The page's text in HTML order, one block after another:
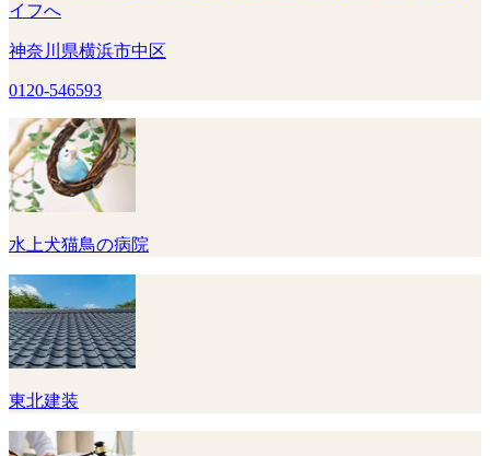
イフへ
神奈川県横浜市中区
0120-546593
水上犬猫鳥の病院
東北建装